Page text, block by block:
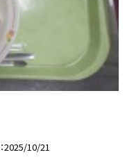
2025/10/21